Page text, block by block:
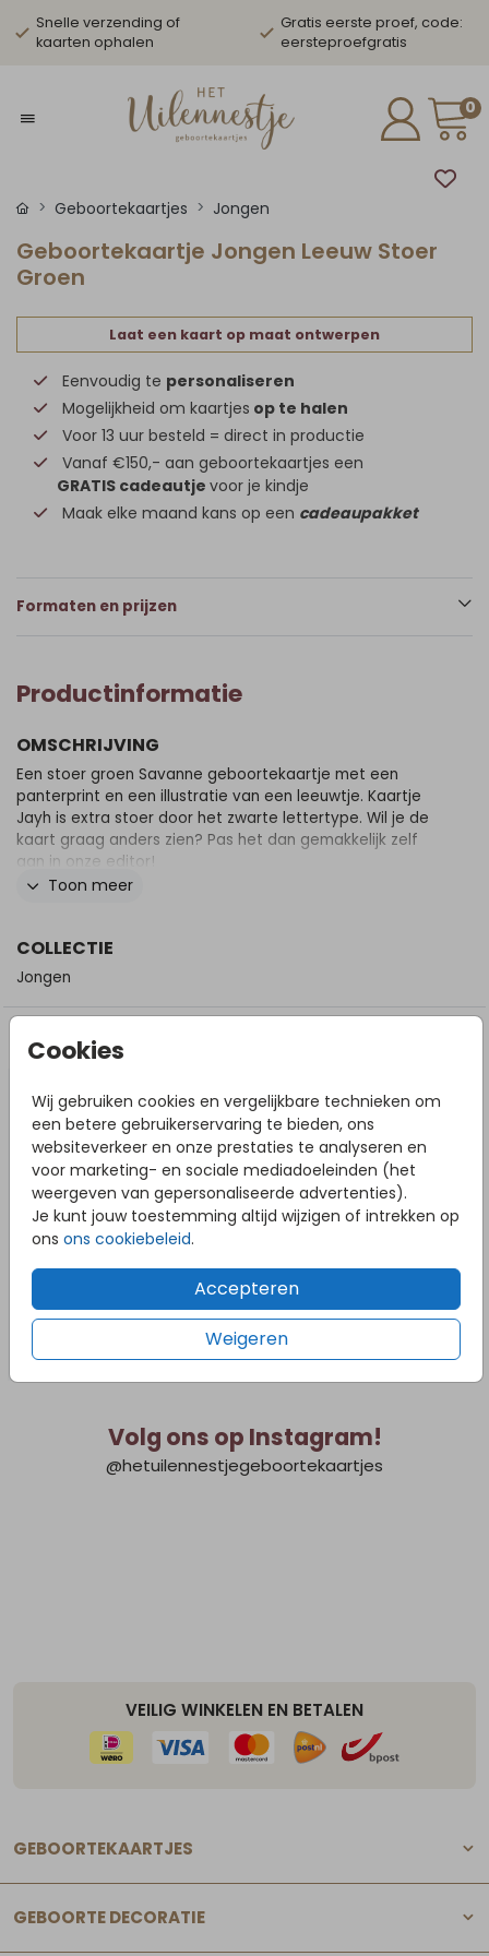
Snelle verzending of
kaarten ophalen
Gratis eerste proef, code:
eersteproefgratis
0
Cookies
Wij gebruiken cookies en vergelijkbare technieken om
een betere gebruikerservaring te bieden, ons
websiteverkeer en onze prestaties te analyseren en
voor marketing- en sociale mediadoeleinden (het
weergeven van gepersonaliseerde advertenties).
Je kunt jouw toestemming altijd wijzigen of intrekken op
ons ons cookiebeleid.
Accepteren
Weigeren
Geboortekaartjes Jongen
Geboortekaartje Jongen Leeuw Stoer
Groen
Laat een kaart op maat ontwerpen
Eenvoudig te personaliseren
Mogelijkheid om kaartjes op te halen
Voor 13 uur besteld = direct in productie
Vanaf €150,- aan geboortekaartjes een
GRATIS cadeautje voor je kindje
Maak elke maand kans op een cadeaupakket
Formaten en prijzen
Productinformatie
OMSCHRIJVING
Een stoer groen Savanne geboortekaartje met een
panterprint en een illustratie van een leeuwtje. Kaartje
Jayh is extra stoer door het zwarte lettertype. Wil je de
kaart graag anders zien? Pas het dan gemakkelijk zelf
aan in onze editor!
Toon meer
COLLECTIE
Jongen
DIT VIND JE MISSCHIEN OOK LEUK
Volg ons op Instagram!
@hetuilennestjegeboortekaartjes
VEILIG WINKELEN EN BETALEN
GEBOORTEKAARTJES
GEBOORTE DECORATIE